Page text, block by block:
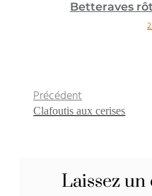
Betteraves
Précédent
Clafoutis aux cerises
Laissez